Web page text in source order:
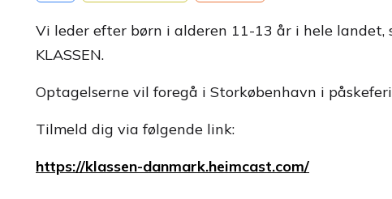
Vi leder efter børn i alderen 11-13 år i hele
KLASSEN.
Optagelserne vil foregå i Storkøbenhavn i
Tilmeld dig via følgende link:
https://klassen-danmark.heimcast.com/